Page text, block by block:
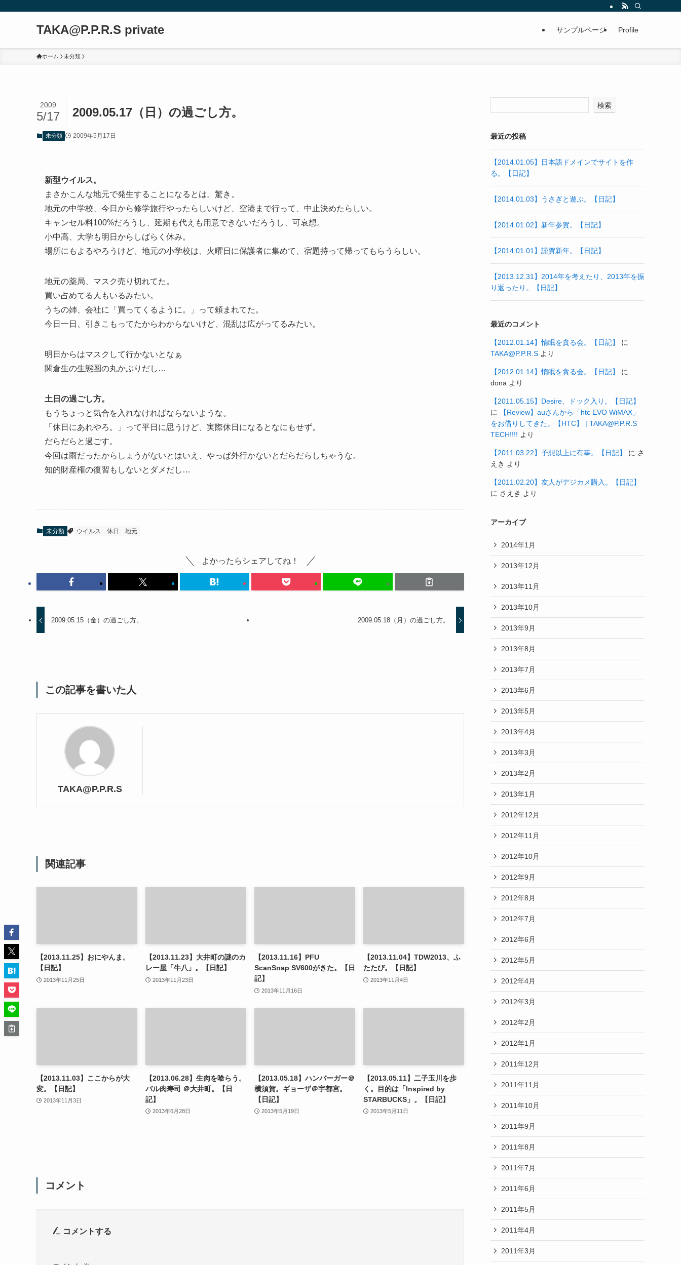
TAKA@P.P.R.S private サンプルページ Profile
ホーム 未分類
2009.05.17（日）の過ごし方。
2009
5/17
未分類 2009年5月17日
新型ウイルス。
まさかこんな地元で発生することになるとは。驚き。
地元の中学校、今日から修学旅行やったらしいけど、空港まで行って、中止決めたらしい。
キャンセル料100%だろうし、延期も代えも用意できないだろうし、可哀想。
小中高、大学も明日からしばらく休み。
場所にもよるやろうけど、地元の小学校は、火曜日に保護者に集めて、宿題持って帰ってもらうらしい。
地元の薬局、マスク売り切れてた。
買い占めてる人もいるみたい。
うちの姉、会社に「買ってくるように。」って頼まれてた。
今日一日、引きこもってたからわからないけど、混乱は広がってるみたい。
明日からはマスクして行かないとなぁ
関倉生の生態圏の丸かぶりだし…
土日の過ごし方。
もうちょっと気合を入れなければならないような。
「休日にあれやろ。」って平日に思うけど、実際休日になるとなにもせず。
だらだらと過ごす。
今回は雨だったからしょうがないとはいえ、やっぱ外行かないとだらだらしちゃうな。
知的財産権の復習もしないとダメだし…
未分類 ウイルス 休日 地元
よかったらシェアしてね！
2009.05.15（金）の過ごし方。 2009.05.18（月）の過ごし方。
この記事を書いた人
TAKA@P.P.R.S
関連記事
【2013.11.25】おにやんま。
【日記】
2013年11月25日
【2013.11.23】大井町の謎のカ
レー屋「牛八」。【日記】
2013年11月23日
【2013.11.16】PFU
ScanSnap SV600がきた。【日
記】
2013年11月16日
【2013.11.04】TDW2013、ふ
たたび。【日記】
2013年11月4日
【2013.11.03】ここからが大
変。【日記】
2013年11月3日
【2013.06.28】生肉を喰らう。
バル肉寿司 ＠大井町。【日
記】
2013年6月28日
【2013.05.18】ハンバーガー＠
横須賀。ギョーザ＠宇都宮。
【日記】
2013年5月19日
【2013.05.11】二子玉川を歩
く。目的は「Inspired by
STARBUCKS」。【日記】
2013年5月11日
コメント
コメントする
検索
最近の投稿
【2014.01.05】日本語ドメインでサイトを作
る。【日記】
【2014.01.03】うさぎと遊ぶ。【日記】
【2014.01.02】新年参賀。【日記】
【2014.01.01】謹賀新年。【日記】
【2013.12.31】2014年を考えたり、2013年を振
り返ったり。【日記】
最近のコメント
【2012.01.14】惰眠を貪る会。【日記】
に
TAKA@P.P.R.S より
【2012.01.14】惰眠を貪る会。【日記】
に
dona より
【2011.05.15】Desire、ドック入り。【日記】
に
【Review】auさんから「htc EVO WiMAX」
をお借りしてきた。【HTC】 | TAKA@P.P.R.S
TECH!!!! より
【2011.03.22】予想以上に有事。【日記】 に さ
えき より
【2011.02.20】友人がデジカメ購入。【日記】
に さえき より
アーカイブ
2014年1月
2013年12月
2013年11月
2013年10月
2013年9月
2013年8月
2013年7月
2013年6月
2013年5月
2013年4月
2013年3月
2013年2月
2013年1月
2012年12月
2012年11月
2012年10月
2012年9月
2012年8月
2012年7月
2012年6月
2012年5月
2012年4月
2012年3月
2012年2月
2012年1月
2011年12月
2011年11月
2011年10月
2011年9月
2011年8月
2011年7月
2011年6月
2011年5月
2011年4月
2011年3月